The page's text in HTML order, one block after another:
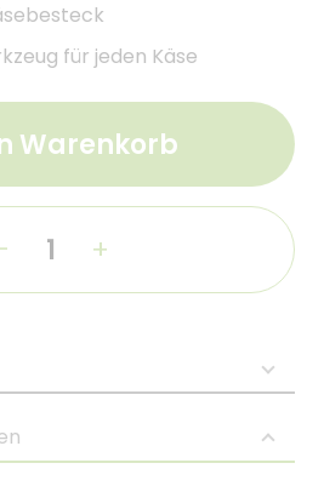
für jeden Käse
Warenkorb
+